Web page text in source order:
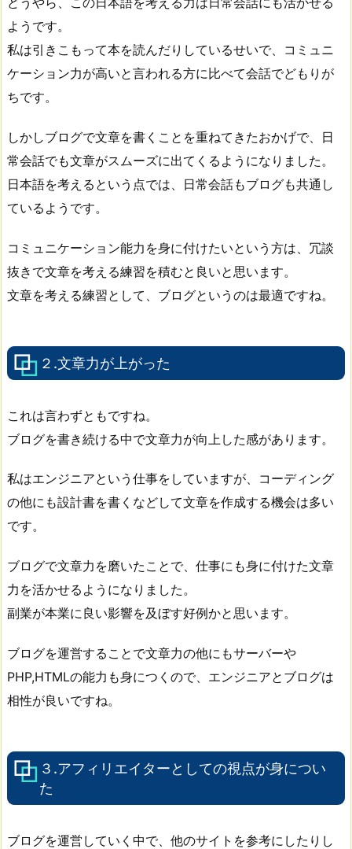
ようです。
私は引きこもって本を読んだりしているせいで、コミュニ
ケーション力が高いと言われる方に比べて会話でどもりが
ちです。
しかしブログで文章を書くことを重ねてきたおかげで、日
常会話でも文章がスムーズに出てくるようになりました。
日本語を考えるという点では、日常会話もブログも共通し
ているようです。
コミュニケーション能力を身に付けたいという方は、冗談
抜きで文章を考える練習を積むと良いと思います。
文章を考える練習として、ブログというのは最適ですね。
２.文章力が上がった
これは言わずともですね。
ブログを書き続ける中で文章力が向上した感があります。
私はエンジニアという仕事をしていますが、コーディング
の他にも設計書を書くなどして文章を作成する機会は多い
です。
ブログで文章力を磨いたことで、仕事にも身に付けた文章
力を活かせるようになりました。
副業が本業に良い影響を及ぼす好例かと思います。
ブログを運営することで文章力の他にもサーバーや
PHP,HTMLの能力も身につくので、エンジニアとブログは
相性が良いですね。
３.アフィリエイターとしての視点が身につい
た
ブログを運営していく中で、他のサイトを参考にしたりし